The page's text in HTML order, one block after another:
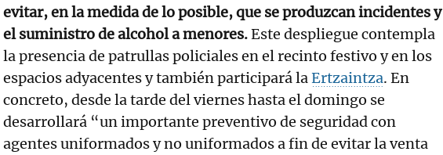
evitar, en la medida de lo posible, que se produzcan incidentes y
el suministro de alcohol a menores.Este despliegue contempla
la presencia de patrullas policiales en el recinto festivo y en los
espacios adyacentes y también participará laErtzaintza. En
concreto, desde la tarde del viernes hasta el domingo se
desarrollará “un importante preventivo de seguridad con
agentes uniformados y no uniformados a fin de evitar la venta